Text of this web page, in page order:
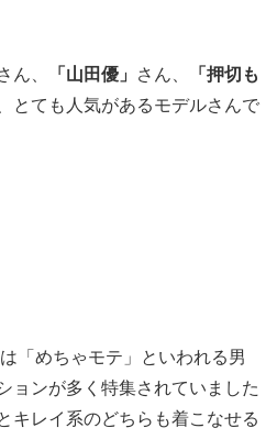
ん、 「山田優」 さん、
「押切も
とても人気があるモデルさんで
「めちゃモテ」といわれる男
ョンが多く特集されていました
キレイ系のどちらも着こなせる